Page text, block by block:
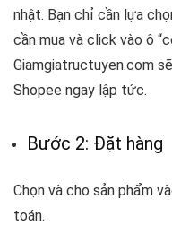
nhật. Bạn chỉ cần lựa
cần mua và click vào ô
Giamgiatructuyen.com
Shopee ngay lập tức.
Bước 2: Đặt hàng
Chọn và cho sản phẩm
toán.